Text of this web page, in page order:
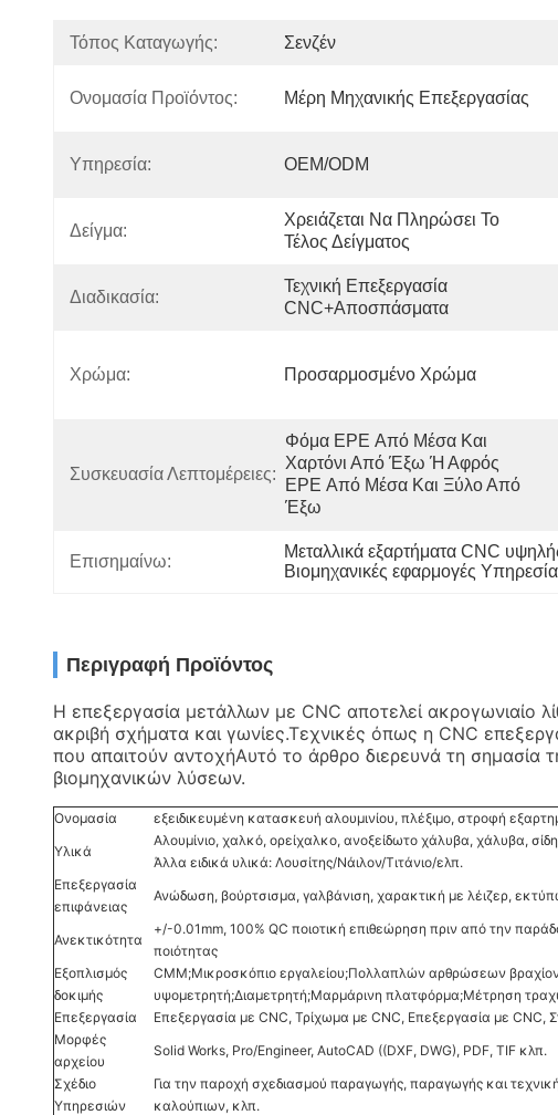
Τόπος Καταγωγής: Σενζέν
Ονομασία Προϊόντος: Μέρη Μηχανικής Επεξεργασίας
Υπηρεσία: OEM/ODM
Δείγμα:
Χρειάζεται Να Πληρώσει Το
Τέλος Δείγματος
Διαδικασία:
Τεχνική Επεξεργασία
CNC+αποσπάσματα
Χρώμα: Προσαρμοσμένο Χρώμα
Συσκευασία Λεπτομέρειες:
Φόμα EPE Από Μέσα Και
Χαρτόνι Από Έξω Ή Αφρός
EPE Από Μέσα Και Ξύλο Από
Έξω
Επισημαίνω:
Μεταλλικά εξαρτήματα CNC
Βιομηχανικές εφαρμογές
Περιγραφή Προϊόντος
Η επεξεργασία μετάλλων με CNC αποτελεί ακρογωνιαίο
ακριβή σχήματα και γωνίες.Τεχνικές όπως η CNC
που απαιτούν αντοχήΑυτό το άρθρο διερευνά τη σημασία
βιομηχανικών λύσεων.
Ονομασία
εξειδικευμένη κατασκευή αλουμινίου, πλέξιμο, στροφή
Υλικά
Αλουμίνιο, χαλκό, ορείχαλκο, ανοξείδωτο χάλυβα, χάλυβα,
Άλλα ειδικά υλικά: Λουσίτης/Νάιλον/Τιτάνιο/ελπ.
Επεξεργασία
επιφάνειας
Ανώδωση, βούρτσισμα, γαλβάνιση, χαρακτική με λέιζερ,
Ανεκτικότητα
+/-0.01mm, 100% QC ποιοτική επιθεώρηση πριν από την
ποιότητας
Εξοπλισμός
δοκιμής
CMM;Μικροσκόπιο εργαλείου;Πολλαπλών αρθρώσεων
υψομετρητή;Διαμετρητή;Μαρμάρινη πλατφόρμα;Μέτρηση
Επεξεργασία
Επεξεργασία με CNC, Τρίχωμα με CNC, Επεξεργασία με CNC,
Μορφές
αρχείου
Solid Works, Pro/Engineer, AutoCAD ((DXF, DWG), PDF, TIF κλπ.
Σχέδιο
Υπηρεσιών
Για την παροχή σχεδιασμού παραγωγής, παραγωγής και
καλούπιων, κλπ.